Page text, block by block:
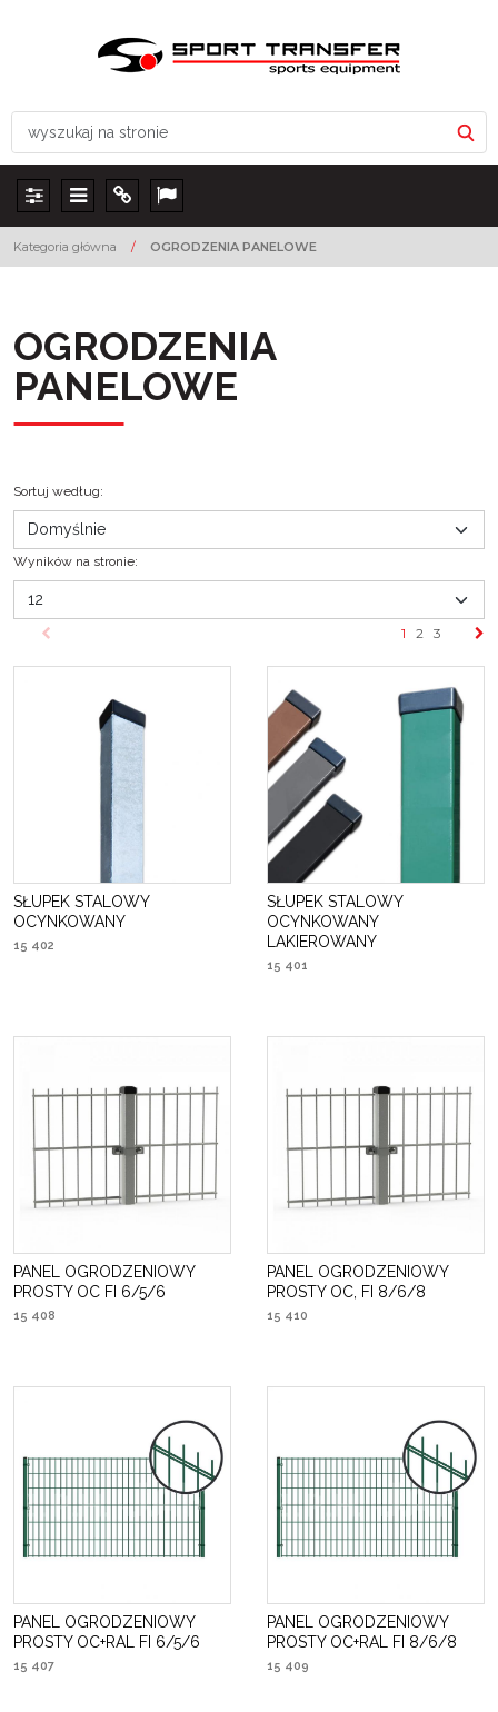
Panel Menu Info Lang
Kategoria główna / OGRODZENIA PANELOWE
OGRODZENIA
PANELOWE
Sortuj według:
Wyników na stronie:
1 2 3
SŁUPEK STALOWY
OCYNKOWANY
15 402
SŁUPEK STALOWY
OCYNKOWANY
LAKIEROWANY
15 401
PANEL OGRODZENIOWY
PROSTY OC FI 6/5/6
15 408
PANEL OGRODZENIOWY
PROSTY OC, FI 8/6/8
15 410
PANEL OGRODZENIOWY
PROSTY OC+RAL FI 6/5/6
15 407
PANEL OGRODZENIOWY
PROSTY OC+RAL FI 8/6/8
15 409